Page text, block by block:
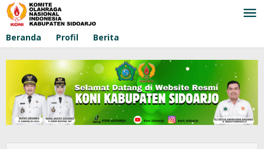
Lewati
ke
Beranda Profil Berita